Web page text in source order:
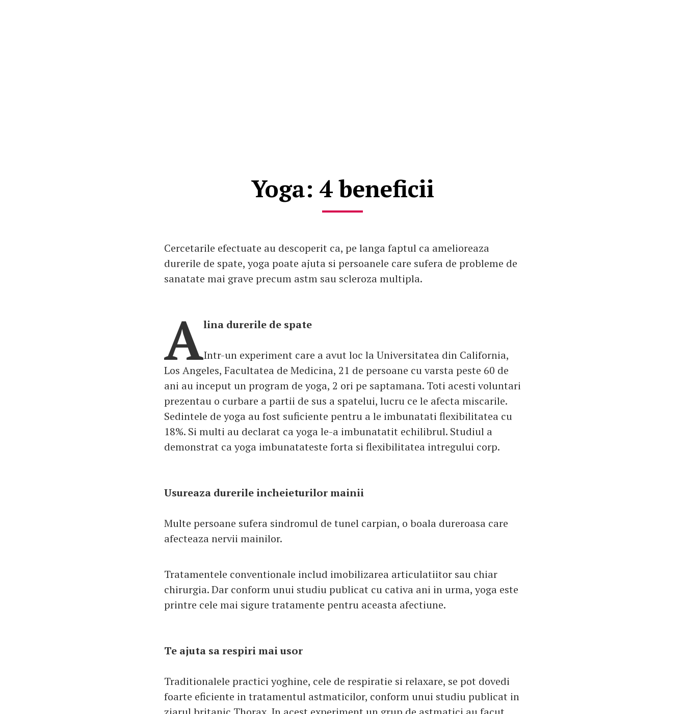
Yoga: 4 beneficii
Cercetarile efectuate au descoperit ca, pe langa faptul ca amelioreaza
durerile de spate, yoga poate ajuta si persoanele care sufera de probleme de
sanatate mai grave precum astm sau scleroza multipla.
Alina durerile de spate
Intr-un experiment care a avut loc la Universitatea din California,
Los Angeles, Facultatea de Medicina, 21 de persoane cu varsta peste 60 de
ani au inceput un program de yoga, 2 ori pe saptamana. Toti acesti voluntari
prezentau o curbare a partii de sus a spatelui, lucru ce le afecta miscarile.
Sedintele de yoga au fost suficiente pentru a le imbunatati flexibilitatea cu
18%. Si multi au declarat ca yoga le-a imbunatatit echilibrul. Studiul a
demonstrat ca yoga imbunatateste forta si flexibilitatea intregului corp.
Usureaza durerile incheieturilor mainii
Multe persoane sufera sindromul de tunel carpian, o boala dureroasa care
afecteaza nervii mainilor.
Tratamentele conventionale includ imobilizarea articulatiitor sau chiar
chirurgia. Dar conform unui studiu publicat cu cativa ani in urma, yoga este
printre cele mai sigure tratamente pentru aceasta afectiune.
Te ajuta sa respiri mai usor
Traditionalele practici yoghine, cele de respiratie si relaxare, se pot dovedi
foarte eficiente in tratamentul astmaticilor, conform unui studiu publicat in